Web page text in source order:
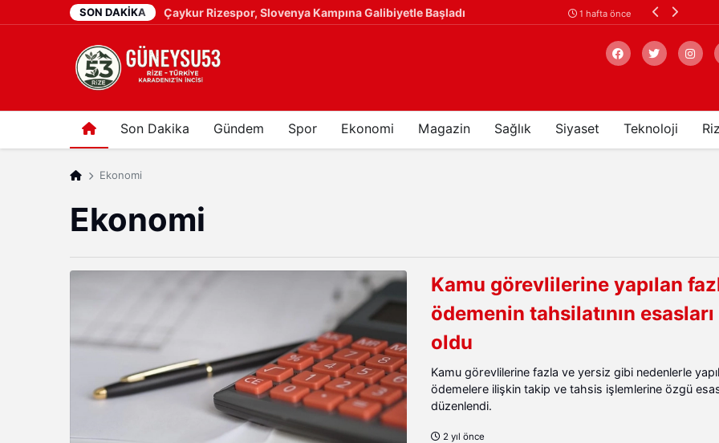
SON DAKIKA
1 hafta önce Rize’nin Verçenik Dağı'nda Yaralanan Dağcı Başarıyla Kurtarıldı 1 hafta önce
Son Dakika Gündem Spor Ekonomi Magazin Sağlık Siyaset Teknoloji
Ekonomi
Ekonomi
Kamu görevlilerine yapılan
ödemenin tahsilatının
oldu
Kamu görevlilerine fazla ve yersiz gibi nedenlerle
ödemelere ilişkin takip ve tahsis işlemlerine özgü
düzenlendi.
2 yıl önce